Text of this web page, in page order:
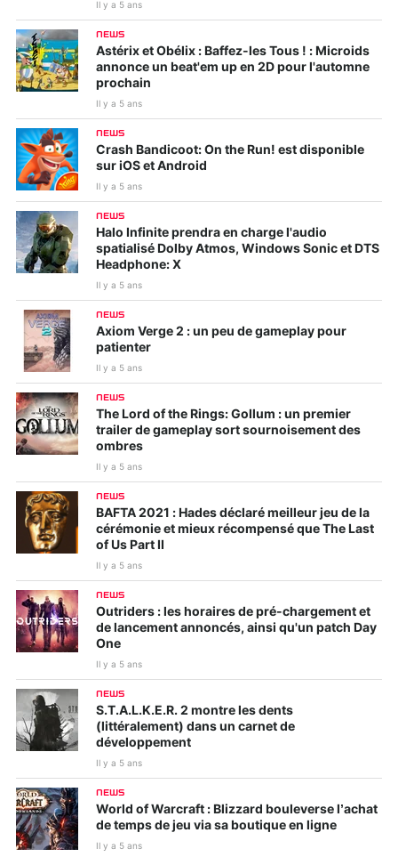
Il y a 5 ans
NEWS
Astérix et Obélix : Baffez-les Tous ! : Microids
annonce un beat'em up en 2D pour l'automne
prochain
Il y a 5 ans
NEWS
Crash Bandicoot: On the Run! est disponible
sur iOS et Android
Il y a 5 ans
NEWS
Halo Infinite prendra en charge l'audio
spatialisé Dolby Atmos, Windows Sonic et DTS
Headphone: X
Il y a 5 ans
NEWS
Axiom Verge 2 : un peu de gameplay pour
patienter
Il y a 5 ans
NEWS
The Lord of the Rings: Gollum : un premier
trailer de gameplay sort sournoisement des
ombres
Il y a 5 ans
NEWS
BAFTA 2021 : Hades déclaré meilleur jeu de la
cérémonie et mieux récompensé que The Last
of Us Part II
Il y a 5 ans
NEWS
Outriders : les horaires de pré-chargement et
de lancement annoncés, ainsi qu'un patch Day
One
Il y a 5 ans
NEWS
S.T.A.L.K.E.R. 2 montre les dents
(littéralement) dans un carnet de
développement
Il y a 5 ans
NEWS
World of Warcraft : Blizzard bouleverse l’achat
de temps de jeu via sa boutique en ligne
Il y a 5 ans